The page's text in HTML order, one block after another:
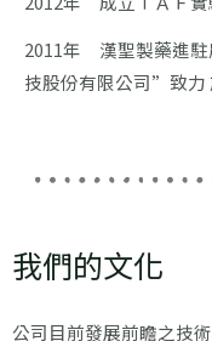
2011年 漢聖製藥進
技股份有限公司”致力
我們的文化
公司目前發展前瞻之技